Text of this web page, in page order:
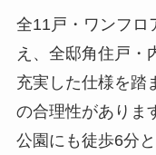
全11戸・ワンフロ
え、全邸角住戸・
充実した仕様を踏
の合理性がありま
公園にも徒歩6分